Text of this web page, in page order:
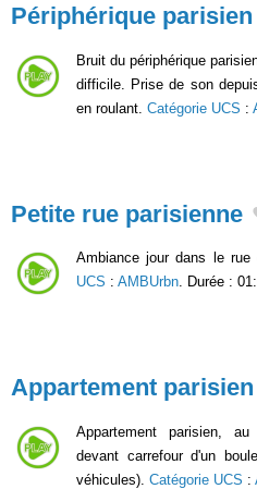
Périphérique parisien
Bruit du périphérique
difficile. Prise de son
en roulant. Catégorie UCS :
Petite rue parisienne
Ambiance jour dans le
UCS : AMBUrbn. Durée :
Appartement
Appartement parisien,
devant carrefour d'un
véhicules). Catégorie UCS :